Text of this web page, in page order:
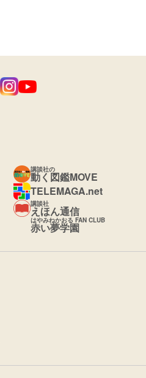
講談社の
動く図鑑MOVE
TELEMAGA.net
講談社
えほん通信
はやみねかおる FAN CLUB
赤い夢学園